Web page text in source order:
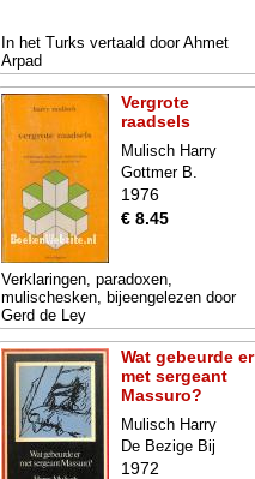
In het Turks vertaald door Ahmet
Arpad
Vergrote
raadsels
Mulisch Harry
Gottmer B.
1976
€ 8.45
Verklaringen, paradoxen,
mulischesken, bijeengelezen door
Gerd de Ley
Wat gebeurde er
met sergeant
Massuro?
Mulisch Harry
De Bezige Bij
1972